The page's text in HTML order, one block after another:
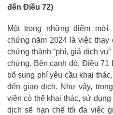
đến Điều 72)
Một trong những điểm
chứng năm 2024 là việc thay
chứng thành “phí, giá dịch
chứng. Bên cạnh đó, Điều 71
bổ sung phí yêu cầu khai
đến giao dịch. Như vậy,
viên có thể khai thác, sử
dịch sẽ hạn chế tối đa việc